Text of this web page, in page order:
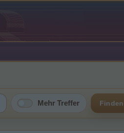
Mehr Treffer Finden